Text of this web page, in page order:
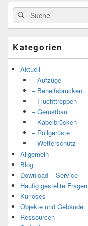
Suche
nach:
Suche
Kategorien
Aktuell
– Aufzüge
– Behelfsbrücken
– Fluchttreppen
– Gerüstbau
– Kabelbrücken
– Rollgerüste
– Wetterschutz
Allgemein
Blog
Download – Service
Häufig gestellte Fragen
Kurioses
Objekte und Gebäude
Ressourcen